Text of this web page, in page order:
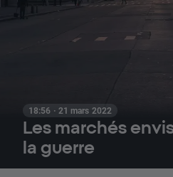
18:56 · 21 mars 2022
Les marchés
la guerre